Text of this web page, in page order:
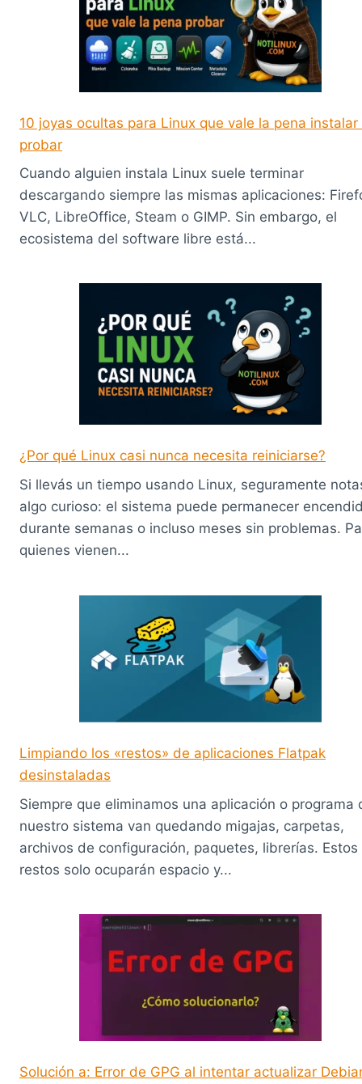
10 joyas ocultas para Linux que vale la pena instalar
probar
Cuando alguien instala Linux suele terminar
descargando siempre las mismas aplicaciones:
VLC, LibreOffice, Steam o GIMP. Sin embargo, el
ecosistema del software libre está...
¿Por qué Linux casi nunca necesita reiniciarse?
Si llevás un tiempo usando Linux, seguramente
algo curioso: el sistema puede permanecer
durante semanas o incluso meses sin problemas.
quienes vienen...
Limpiando los «restos» de aplicaciones Flatpak
desinstaladas
Siempre que eliminamos una aplicación o programa
nuestro sistema van quedando migajas, carpetas,
archivos de configuración, paquetes, librerías. Estos
restos solo ocuparán espacio y...
Solución a: Error de GPG al intentar actualizar